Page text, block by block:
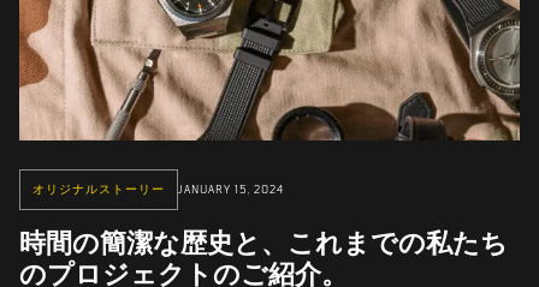
オリジナルストーリー JANUARY 15, 2024
時間の簡潔な歴史と、これまでの私たち
のプロジェクトのご紹介。